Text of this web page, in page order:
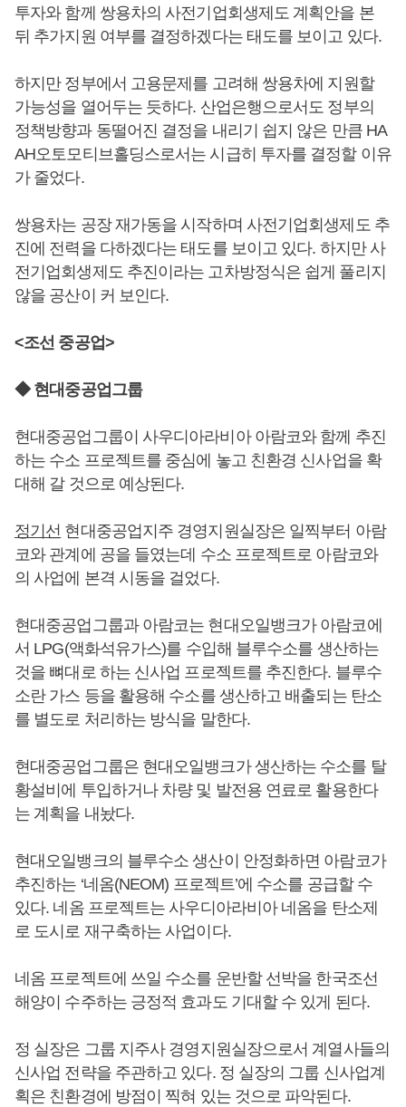
투자와 함께 쌍용차의 사전기업회생제도 계획안을 본
뒤 추가지원 여부를 결정하겠다는 태도를 보이고 있다.
하지만 정부에서 고용문제를 고려해 쌍용차에 지원할
가능성을 열어두는 듯하다. 산업은행으로서도 정부의
정책방향과 동떨어진 결정을 내리기 쉽지 않은 만큼 HA
AH오토모티브홀딩스로서는 시급히 투자를 결정할 이유
가 줄었다.
쌍용차는 공장 재가동을 시작하며 사전기업회생제도 추
진에 전력을 다하겠다는 태도를 보이고 있다. 하지만 사
전기업회생제도 추진이라는 고차방정식은 쉽게 풀리지
않을 공산이 커 보인다.
<조선 중공업>
◆ 현대중공업그룹
현대중공업그룹이 사우디아라비아 아람코와 함께 추진
하는 수소 프로젝트를 중심에 놓고 친환경 신사업을 확
대해 갈 것으로 예상된다.
정기선 현대중공업지주 경영지원실장은 일찍부터 아람
코와 관계에 공을 들였는데 수소 프로젝트로 아람코와
의 사업에 본격 시동을 걸었다.
현대중공업그룹과 아람코는 현대오일뱅크가 아람코에
서 LPG(액화석유가스)를 수입해 블루수소를 생산하는
것을 뼈대로 하는 신사업 프로젝트를 추진한다. 블루수
소란 가스 등을 활용해 수소를 생산하고 배출되는 탄소
를 별도로 처리하는 방식을 말한다.
현대중공업그룹은 현대오일뱅크가 생산하는 수소를 탈
황설비에 투입하거나 차량 및 발전용 연료로 활용한다
는 계획을 내놨다.
현대오일뱅크의 블루수소 생산이 안정화하면 아람코가
추진하는 ‘네옴(NEOM) 프로젝트’에 수소를 공급할 수
있다. 네옴 프로젝트는 사우디아라비아 네옴을 탄소제
로 도시로 재구축하는 사업이다.
네옴 프로젝트에 쓰일 수소를 운반할 선박을 한국조선
해양이 수주하는 긍정적 효과도 기대할 수 있게 된다.
정 실장은 그룹 지주사 경영지원실장으로서 계열사들의
신사업 전략을 주관하고 있다. 정 실장의 그룹 신사업계
획은 친환경에 방점이 찍혀 있는 것으로 파악된다.